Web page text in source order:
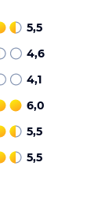
5,5
4,6
4,1
6,0
5,5
5,5